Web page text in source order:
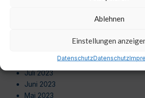
Ablehnen
Einstellungen
DatenschutzDatenschutz
August 2023
Juli 2023
Juni 2023
Mai 2023